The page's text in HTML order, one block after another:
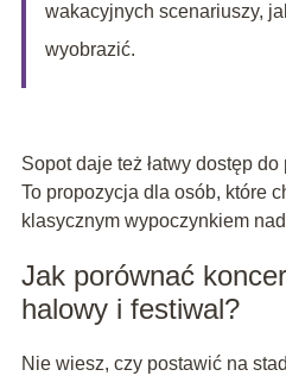
wakacyjnych scenariuszy,
wyobrazić.
Sopot daje też łatwy dostęp
To propozycja dla osób, które
klasycznym wypoczynkiem nad
Jak porównać
halowy i festiwal?
Nie wiesz, czy postawić na